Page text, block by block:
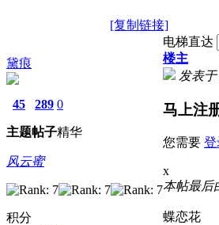
[复制链接]
黛痕
45
主题
289
帖子
0
精华
风云蜜
积分
电梯直达
楼主
发表于
马上注
您需要 登
x
本帖最后
蝶恋花